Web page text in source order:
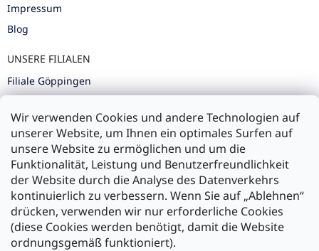
Wir verwenden Cookies und andere Technologien auf
unserer Website, um Ihnen ein optimales Surfen auf
unsere Website zu ermöglichen und um die
Funktionalität, Leistung und Benutzerfreundlichkeit
der Website durch die Analyse des Datenverkehrs
kontinuierlich zu verbessern. Wenn Sie auf „Ablehnen“
drücken, verwenden wir nur erforderliche Cookies
(diese Cookies werden benötigt, damit die Website
ordnungsgemäß funktioniert).
Impressum
Blog
UNSERE FILIALEN
Filiale Göppingen
Filiale Ulm
Zahlung und Versand
Versand mit: